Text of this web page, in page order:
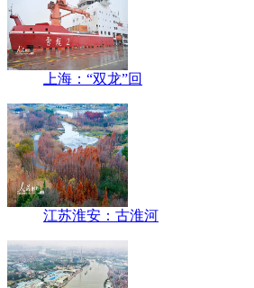
上海：“双龙”回
江苏淮安：古淮河